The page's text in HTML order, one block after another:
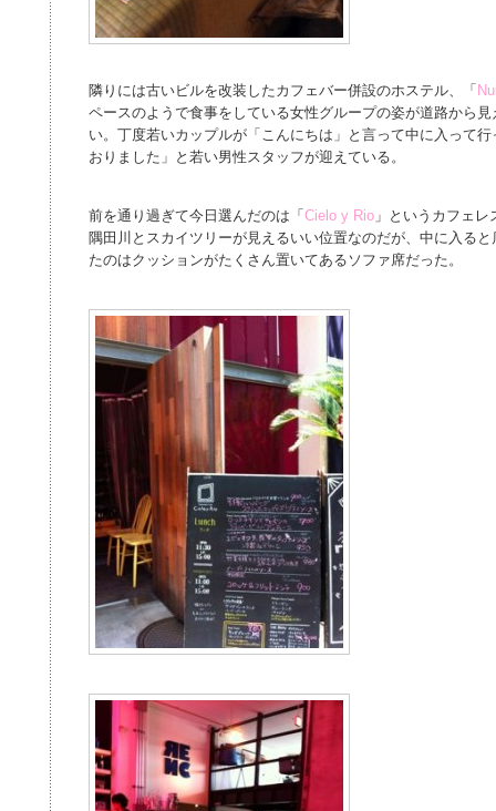
隣りには古いビルを改装したカフェバー併設のホステル、「
ペースのようで食事をしている女性グループの姿が道路から
い。丁度若いカップルが「こんにちは」と言って中に入って
おりました」と若い男性スタッフが迎えている。
前を通り過ぎて今日選んだのは「Cielo y Rio 」というカフェ
隅田川とスカイツリーが見えるいい位置なのだが、中に入る
たのはクッションがたくさん置いてあるソファ席だった。